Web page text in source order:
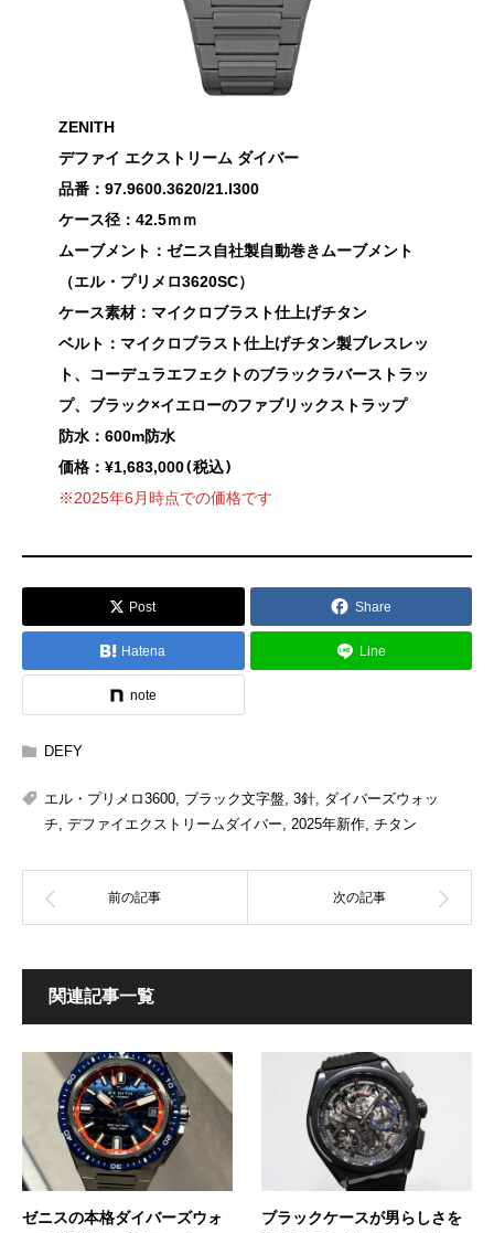
ZENITH
デファイ エクストリーム ダイバー
品番：97.9600.3620/21.I300
ケース径：42.5ｍｍ
ムーブメント：ゼニス自社製自動巻きムーブメント
（エル・プリメロ3620SC）
ケース素材：マイクロブラスト仕上げチタン
ベルト：マイクロブラスト仕上げチタン製ブレスレッ
ト、コーデュラエフェクトのブラックラバーストラッ
プ、ブラック×イエローのファブリックストラップ
防水：600m防水
価格：¥1,683,000(税込)
※2025年6月時点での価格です
Post Share
Hatena Line
note
DEFY
エル・プリメロ3600 ブラック文字盤 3針 ダイバーズウォッ
チ デファイエクストリームダイバー 2025年新作 チタン
関連記事一覧
ゼニスの本格ダイバーズウォ
ブラックケースが男らしさを